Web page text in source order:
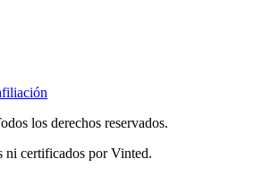
los derechos reservados.
ni certificados por Vinted.